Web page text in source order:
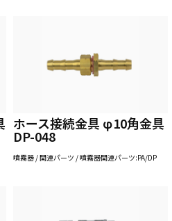
ホース接続金具 φ10角金具
DP-048
噴霧器 / 関連パーツ / 噴霧器関連パーツ:PA/DP